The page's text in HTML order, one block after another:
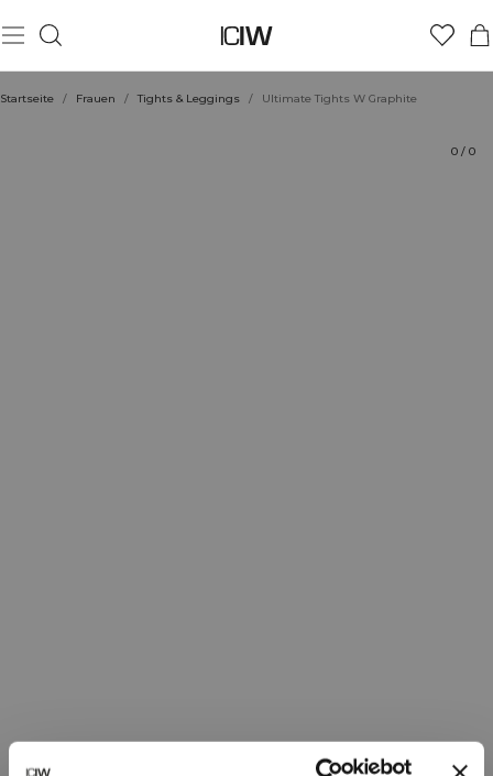
Startseite / Frauen / Tights & Leggings / Ultimate Tights W Graphite
0 / 0